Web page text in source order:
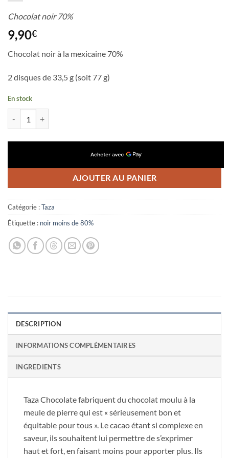
Chocolat noir 70%
9,90€
Chocolat noir à la mexicaine 70%
2 disques de 33,5 g (soit 77 g)
En stock
AJOUTER AU PANIER
Catégorie :Taza
Étiquette : noir moins de 80%
DESCRIPTION
INFORMATIONS COMPLÉMENTAIRES
INGREDIENTS
Taza Chocolate fabriquent du chocolat moulu à la
meule de pierre qui est « sérieusement bon et
équitable pour tous ». Le cacao étant si complexe en
saveur, ils souhaitent lui permettre de s’exprimer
haut et fort, en faisant moins pour apporter plus. Ils